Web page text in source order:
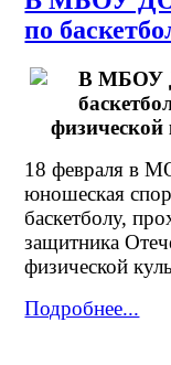
по
В МБОУ
18 февраля в
юношеская
баскетболу,
защитника
физической
Подробнее...